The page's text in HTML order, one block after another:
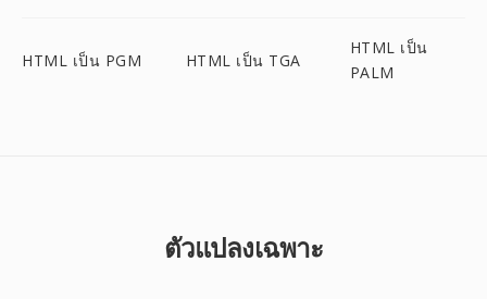
HTML เป็น PGM HTML เป็น TGA
HTML เป็น
PALM
ตัวแปลงเฉพาะ